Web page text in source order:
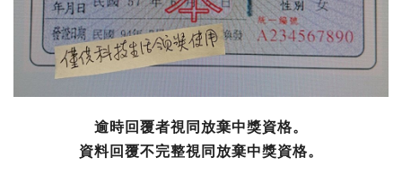
逾時回覆者視同放棄中獎資格。
資料回覆不完整視同放棄中獎資格。